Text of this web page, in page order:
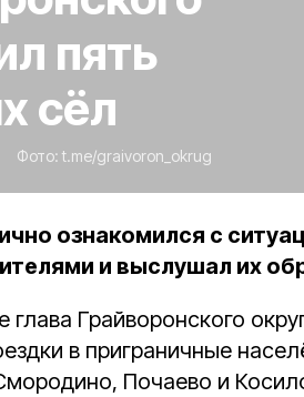
пять
сёл
Фото: t.me/graivoron_okrug
ознакомился с
и выслушал их
Грайворонского
в приграничные
Почаево и